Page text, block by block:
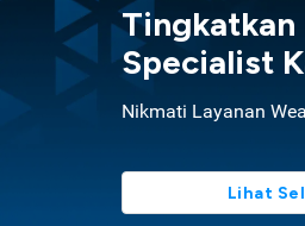
Tingkatkan
Specialist
Nikmati Layanan
Lihat